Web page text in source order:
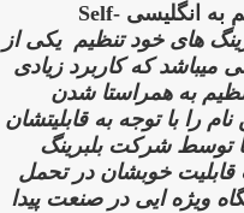
بلبرینگ 1204 یک بلبرینگ خود تنظیم به انگلیسی Self-
یکی از
که کاربرد زیادی
به همراستا شدن
را با توجه به قابلیتشان
ها توسط شرکت بلبرینگ
قابلیت خوبشان در تحمل
ویژه ایی در صنعت پیدا